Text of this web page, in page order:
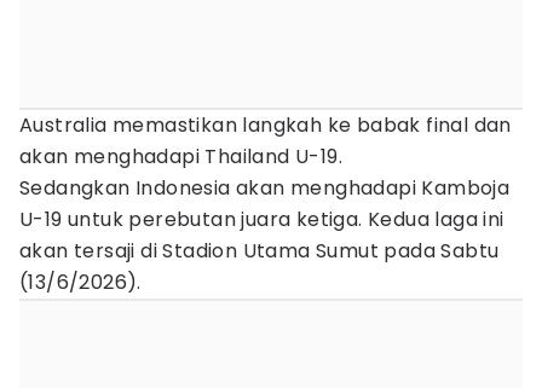
Australia memastikan langkah ke babak final dan
akan menghadapi Thailand U-19.
Sedangkan Indonesia akan menghadapi Kamboja
U-19 untuk perebutan juara ketiga. Kedua laga ini
akan tersaji di Stadion Utama Sumut pada Sabtu
(13/6/2026).